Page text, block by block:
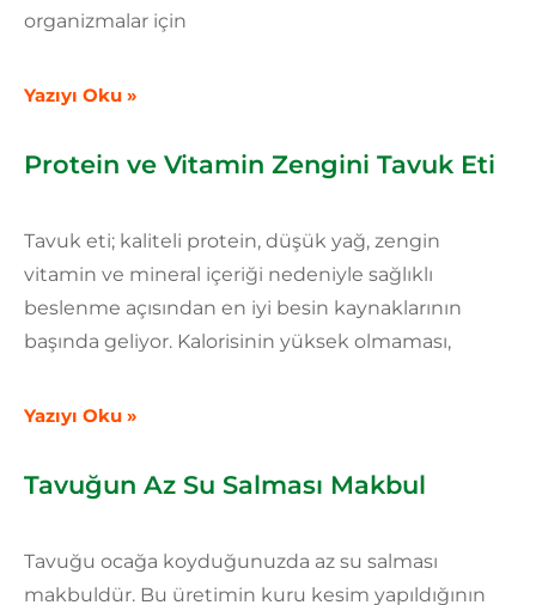
organizmalar için
Yazıyı Oku »
Protein ve Vitamin Zengini Tavuk Eti
Tavuk eti; kaliteli protein, düşük yağ, zengin
vitamin ve mineral içeriği nedeniyle sağlıklı
beslenme açısından en iyi besin kaynaklarının
başında geliyor. Kalorisinin yüksek olmaması,
Yazıyı Oku »
Tavuğun Az Su Salması Makbul
Tavuğu ocağa koyduğunuzda az su salması
makbuldür. Bu üretimin kuru kesim yapıldığının